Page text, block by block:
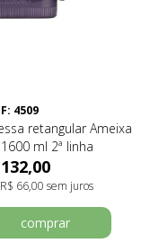
4509
retangular Ameixa
ml 2ª linha
66,00 sem juros
comprar